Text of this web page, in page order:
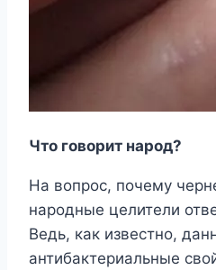
Что говорит народ?
На вопрос, почему
народные целители
Ведь, как известно,
антибактериальные